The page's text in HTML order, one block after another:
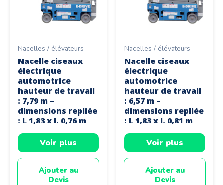
Nacelles / élévateurs
Nacelle ciseaux
électrique
automotrice
hauteur de travail
: 7,79 m –
dimensions repliée
: L 1,83 x l. 0,76 m
Voir plus
Ajouter au
Devis
Nacelles / élévateurs
Nacelle ciseaux
électrique
automotrice
hauteur de travail
: 6,57 m –
dimensions repliée
: L 1,83 x l. 0,81 m
Voir plus
Ajouter au
Devis